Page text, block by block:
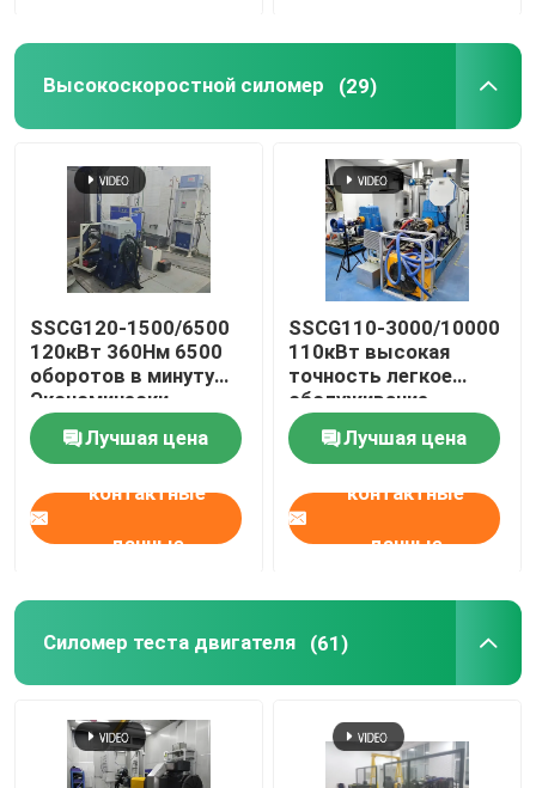
электромобиля
Высокоскоростной силомер (29)
SSCG120-1500/6500
120кВт 360Нм 6500
оборотов в минуту
Экономически
эффективная
бензиновая
испытательная
скамейка с
воздушным
охлаждением
Лучшая цена
контактные
данные
SSCG110-3000/10000
110кВт высокая
точность легкое
обслуживание
электрический
динамиметр тестовая
скамейка система
для тестирования
производительности
двигателя
Лучшая цена
контактные
данные
Силомер теста двигателя (61)